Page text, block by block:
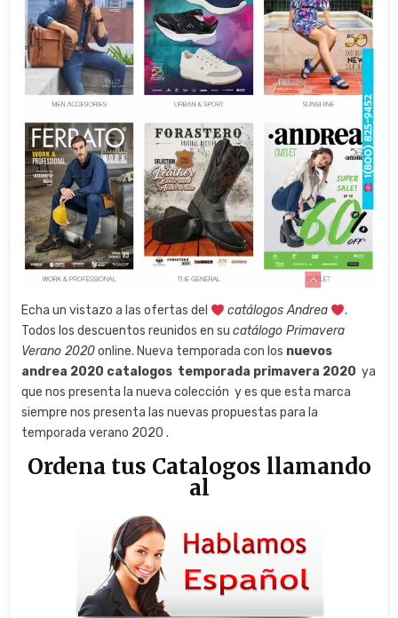
Echa un vistazo a las ofertas del catálogos Andrea
.
Todos los descuentos reunidos en sucatálogo Primavera
Verano 2020online. Nueva temporada con los nuevos
andrea 2020 catalogos temporada primavera 2020 ya
que nos presenta la nueva colección y es que esta marca
siempre nos presenta las nuevas propuestas para la
temporada verano 2020 .
Ordena tus Catalogos llamando
al